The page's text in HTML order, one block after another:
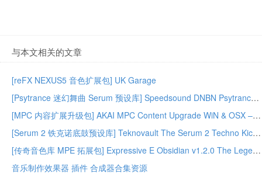
与本文相关的文章
[reFX NEXUS5 音色扩展包] UK Garage
[Psytrance 迷幻舞曲 Serum 预设库] Speedsound DNBN Psytrance For Serum Volume 2
[MPC 内容扩展升级包] AKAI MPC Content Upgrade WiN & OSX – ARCADiA
[Serum 2 铁克诺底鼓预设库] Teknovault The Serum 2 Techno Kick Collection – FANTASTiC
[传奇音色库 MPE 拓展包] Expressive E Obsidian v1.2.0 The Legend HZ MPE Sound Bank macOS-ARCADiA
音乐制作效果器 插件 合成器合集资源